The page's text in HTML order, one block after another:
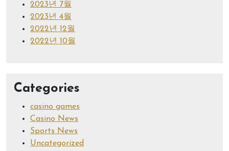
2023년 7월
2023년 4월
2022년 12월
2022년 10월
Categories
casino games
Casino News
Sports News
Uncategorized